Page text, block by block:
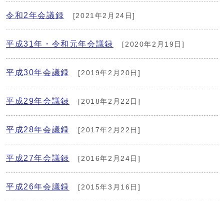
令和2年会議録 [2021年2月24日]
平成31年・令和元年会議録 [2020年2月19日]
平成30年会議録 [2019年2月20日]
平成29年会議録 [2018年2月22日]
平成28年会議録 [2017年2月22日]
平成27年会議録 [2016年2月24日]
平成26年会議録 [2015年3月16日]